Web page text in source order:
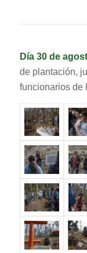
Día 30 de
de plantación,
funcionarios de